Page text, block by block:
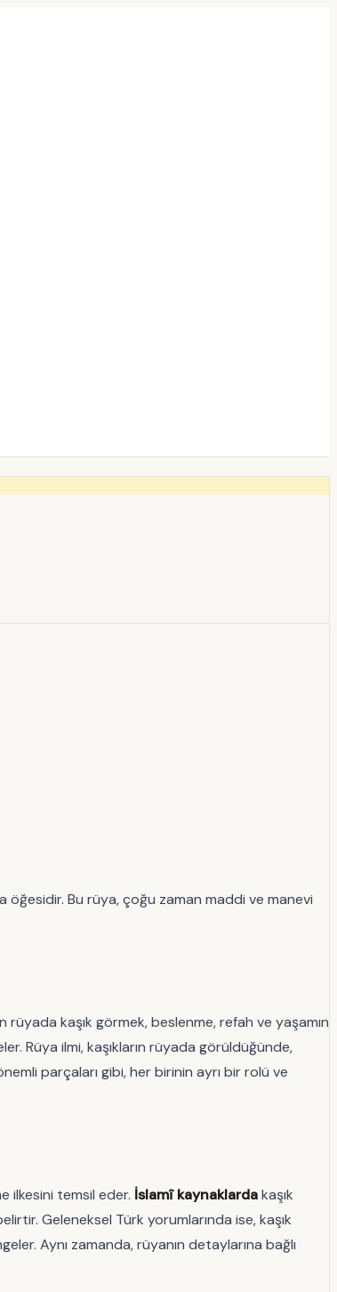
öğesidir. Bu rüya, çoğu zaman maddi ve manevi
rüyada kaşık görmek, beslenme, refah ve yaşamın
Rüya ilmi, kaşıkların rüyada görüldüğünde,
parçaları gibi, her birinin ayrı bir rolü ve
ilkesini temsil eder. İslamî kaynaklardakaşık
Geleneksel Türk yorumlarında ise, kaşık
Aynı zamanda, rüyanın detaylarına bağlı